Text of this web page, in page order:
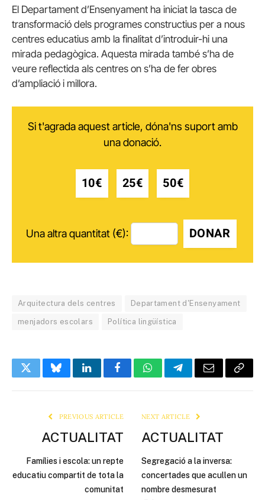
El Departament d’Ensenyament ha iniciat la tasca de
transformació dels programes constructius per a nous
centres educatius amb la finalitat d’introduir-hi una
mirada pedagògica. Aquesta mirada també s’ha de
veure reflectida als centres on s’ha de fer obres
d’ampliació i millora.
Si t'agrada aquest article, dóna'ns suport amb
una donació.
10€ 25€ 50€
Una altra quantitat (€): DONAR
Arquitectura dels centres Departament d'Ensenyament
menjadors escolars Política lingüística
TwitterBlueskyLinkedInFacebookWhatsAppTelegramEmail Copy
PREVIOUS ARTICLE
ACTUALITAT
Famílies i escola: un repte
educatiu compartit de tota la
comunitat
NEXT ARTICLE
ACTUALITAT
Segregació a la inversa:
concertades que acullen un
nombre desmesurat